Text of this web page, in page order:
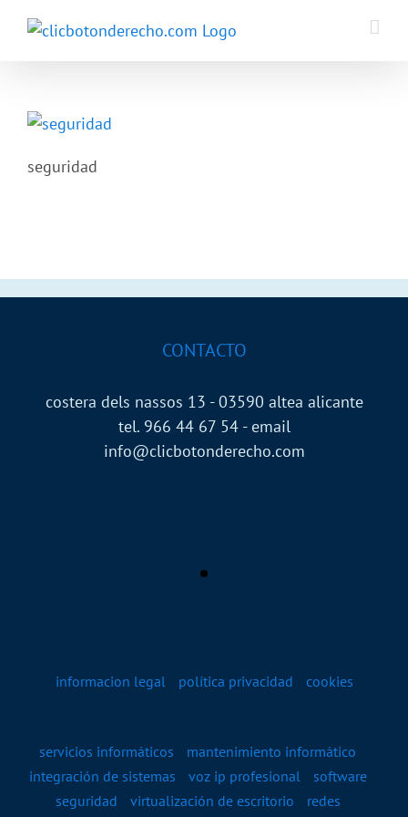
seguridad
CONTACTO
costera dels nassos 13 - 03590 altea alicante
tel. 966 44 67 54 - email
info@clicbotonderecho.com
informacion legal política privacidad cookies
servicios informáticos
mantenimiento informático
integración de sistemas
voz ip profesional
software
seguridad
virtualización de escritorio
redes